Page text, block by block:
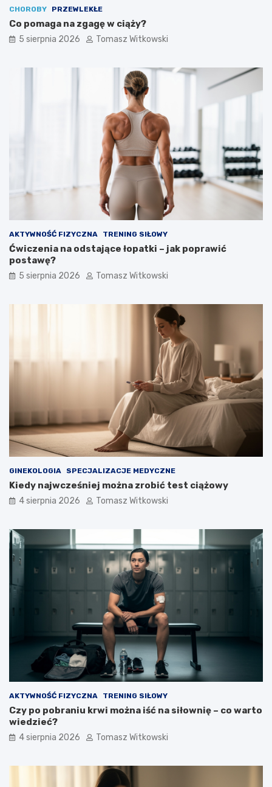
CHOROBY PRZEWLEKŁE
Co pomaga na zgagę w ciąży?
5 sierpnia 2026 Tomasz Witkowski
AKTYWNOŚĆ FIZYCZNA TRENING SIŁOWY
Ćwiczenia na odstające łopatki – jak poprawić
postawę?
5 sierpnia 2026 Tomasz Witkowski
GINEKOLOGIA SPECJALIZACJE MEDYCZNE
Kiedy najwcześniej można zrobić test ciążowy
4 sierpnia 2026 Tomasz Witkowski
AKTYWNOŚĆ FIZYCZNA TRENING SIŁOWY
Czy po pobraniu krwi można iść na siłownię – co warto
wiedzieć?
4 sierpnia 2026 Tomasz Witkowski